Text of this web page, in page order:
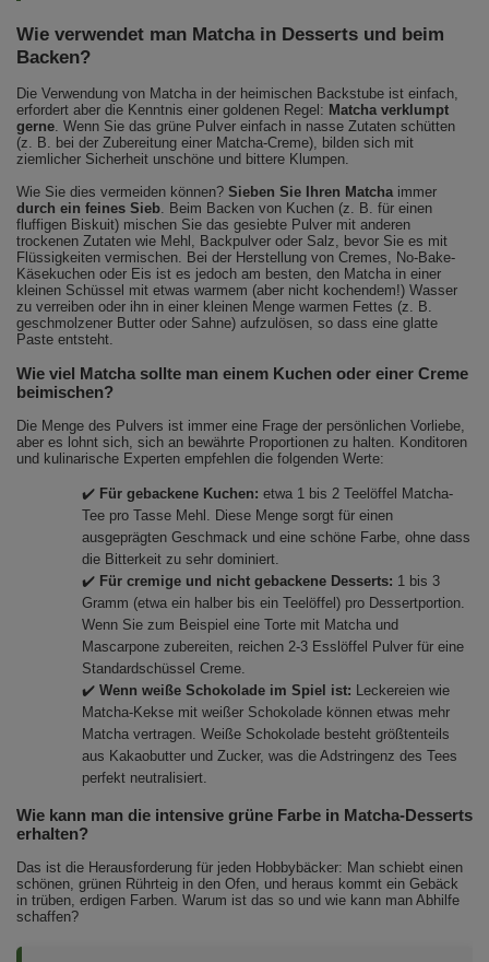
Wie verwendet man Matcha in Desserts und beim
Backen?
Die Verwendung von Matcha in der heimischen Backstube ist einfach,
erfordert aber die Kenntnis einer goldenen Regel: Matcha verklumpt
gerne. Wenn Sie das grüne Pulver einfach in nasse Zutaten schütten
(z. B. bei der Zubereitung einer Matcha-Creme), bilden sich mit
ziemlicher Sicherheit unschöne und bittere Klumpen.
Wie Sie dies vermeiden können? Sieben Sie Ihren Matchaimmer
durch ein feines Sieb. Beim Backen von Kuchen (z. B. für einen
fluffigen Biskuit) mischen Sie das gesiebte Pulver mit anderen
trockenen Zutaten wie Mehl, Backpulver oder Salz, bevor Sie es mit
Flüssigkeiten vermischen. Bei der Herstellung von Cremes, No-Bake-
Käsekuchen oder Eis ist es jedoch am besten, den Matcha in einer
kleinen Schüssel mit etwas warmem (aber nicht kochendem!) Wasser
zu verreiben oder ihn in einer kleinen Menge warmen Fettes (z. B.
geschmolzener Butter oder Sahne) aufzulösen, so dass eine glatte
Paste entsteht.
Wie viel Matcha sollte man einem Kuchen oder einer Creme
beimischen?
Die Menge des Pulvers ist immer eine Frage der persönlichen Vorliebe,
aber es lohnt sich, sich an bewährte Proportionen zu halten. Konditoren
und kulinarische Experten empfehlen die folgenden Werte:
✔️ Für gebackene Kuchen: etwa 1 bis 2 Teelöffel Matcha-
Tee pro Tasse Mehl. Diese Menge sorgt für einen
ausgeprägten Geschmack und eine schöne Farbe, ohne dass
die Bitterkeit zu sehr dominiert.
✔️ Für cremige und nicht gebackene Desserts: 1 bis 3
Gramm (etwa ein halber bis ein Teelöffel) pro Dessertportion.
Wenn Sie zum Beispiel eine Torte mit Matcha und
Mascarpone zubereiten, reichen 2-3 Esslöffel Pulver für eine
Standardschüssel Creme.
✔️ Wenn weiße Schokolade im Spiel ist: Leckereien wie
Matcha-Kekse mit weißer Schokolade können etwas mehr
Matcha vertragen. Weiße Schokolade besteht größtenteils
aus Kakaobutter und Zucker, was die Adstringenz des Tees
perfekt neutralisiert.
Wie kann man die intensive grüne Farbe in Matcha-Desserts
erhalten?
Das ist die Herausforderung für jeden Hobbybäcker: Man schiebt einen
schönen, grünen Rührteig in den Ofen, und heraus kommt ein Gebäck
in trüben, erdigen Farben. Warum ist das so und wie kann man Abhilfe
schaffen?